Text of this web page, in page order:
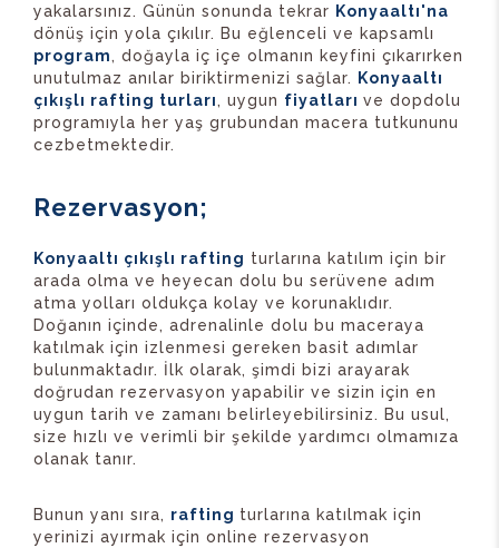
yakalarsınız. Günün sonunda tekrar Konyaaltı'na
dönüş için yola çıkılır. Bu eğlenceli ve kapsamlı
program, doğayla iç içe olmanın keyfini çıkarırken
unutulmaz anılar biriktirmenizi sağlar.
Konyaaltı
çıkışlı rafting turları, uygun fiyatları ve dopdolu
programıyla her yaş grubundan macera tutkununu
cezbetmektedir.
Rezervasyon;
Konyaaltı çıkışlı rafting turlarına katılım için bir
arada olma ve heyecan dolu bu serüvene adım
atma yolları oldukça kolay ve korunaklıdır.
Doğanın içinde, adrenalinle dolu bu maceraya
katılmak için izlenmesi gereken basit adımlar
bulunmaktadır. İlk olarak, şimdi bizi arayarak
doğrudan rezervasyon yapabilir ve sizin için en
uygun tarih ve zamanı belirleyebilirsiniz. Bu usul,
size hızlı ve verimli bir şekilde yardımcı olmamıza
olanak tanır.
Bunun yanı sıra, rafting turlarına katılmak için
yerinizi ayırmak için online rezervasyon